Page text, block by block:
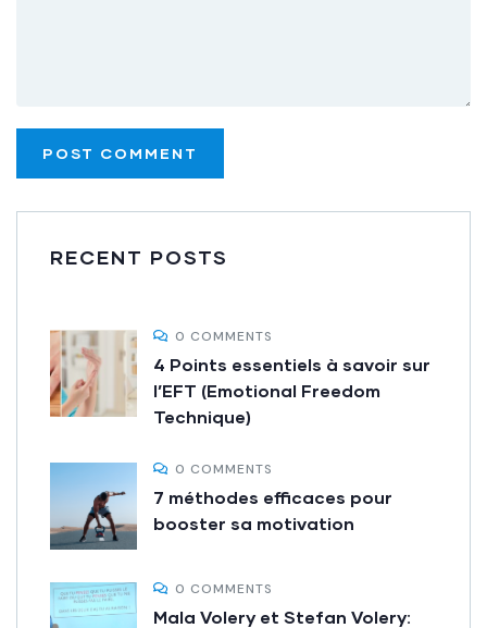
RECENT POSTS
0 COMMENTS
4 Points essentiels à savoir sur
l’EFT (Emotional Freedom
Technique)
0 COMMENTS
7 méthodes efficaces pour
booster sa motivation
0 COMMENTS
Mala Volery et Stefan Volery: